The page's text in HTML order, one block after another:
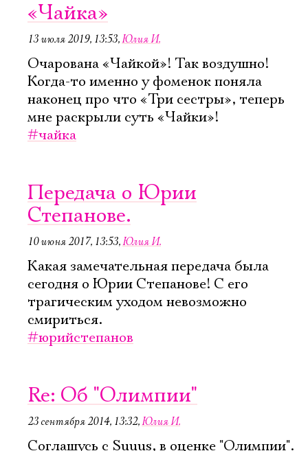
«Чайка»
13 июля 2019, 13:53,Юлия И.
Очарована «Чайкой»! Так воздушно!
Когда-то именно у фоменок поняла
наконец про что «Три сестры», теперь
мне раскрыли суть «Чайки»!
#чайка
Передача о Юрии
Степанове.
10 июня 2017, 13:53,Юлия И.
Какая замечательная передача была
сегодня о Юрии Степанове! С его
трагическим уходом невозможно
смириться.
#юрийстепанов
Re: Об "Олимпии"
23 сентября 2014, 13:32,Юлия И.
Соглашусь с Suuus, в оценке "Олимпии".